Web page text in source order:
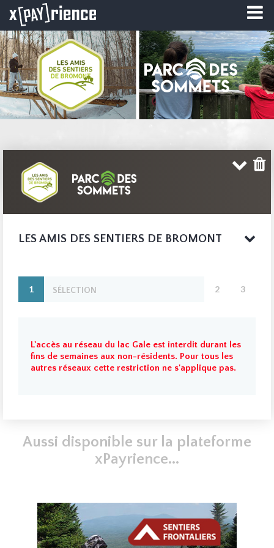
LES AMIS DES SENTIERS DE BROMONT
Retrouvez sur un seul
site toutes les activités saisonnières et obtenez les
obtenez directement sur votre mobile une confirmation de
votre contribution.
1 SÉLECTION 2 3
L'accès au réseau du lac Gale est interdit durant les
fins de semaines aux non-résidents. Pour tous les
autres réseaux cette restriction ne s'applique pas.
Aussi disponible sur la plateforme
xPayrience...